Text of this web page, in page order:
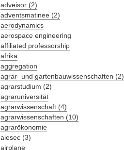
adveisor (2)
adventsmatinee (2)
aerodynamics
aerospace engineering
affiliated professorship
afrika
aggregation
agrar- und gartenbauwissenschaften (2)
agrarstudium (2)
agraruniversität
agrarwissenschaft (4)
agrarwissenschaften (10)
agrarökonomie
aiesec (3)
airplane